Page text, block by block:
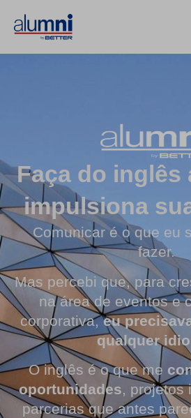
Faça do inglês
impulsiona
Comunicar é o que eu
fazer.
Mas percebi que, para
na área de eventos e
corporativa,eu
qualquer
O inglês é o que me
oportunidades, projetos
parcerias que antes